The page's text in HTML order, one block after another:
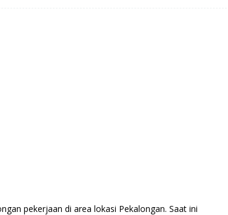
pekerjaan di area lokasi Pekalongan. Saat ini